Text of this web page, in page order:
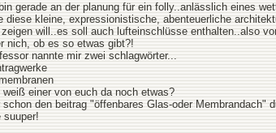
gerade an der planung für ein folly..anlässlich eines
diese kleine, expressionistische, abenteuerliche
will..es soll auch lufteinschlüsse enthalten..also
nich, ob es so etwas gibt?!
nannte mir zwei schlagwörter...
einer von euch da noch etwas?
schon den beitrag "öffenbares Glas-oder Membrandach"
suuper!